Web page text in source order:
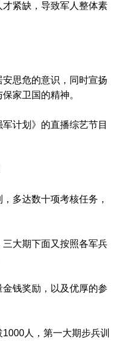
紧缺，导致军人整体素
思危的意识，同时宣扬
家卫国的精神。
计划》的直播综艺节目
多达数十项考核任务，
大期下面又按照各军兵
钱奖励，以及优厚的参
人，第一大期步兵训